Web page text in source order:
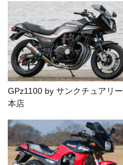
GPz1100 by サンクチュアリー
本店